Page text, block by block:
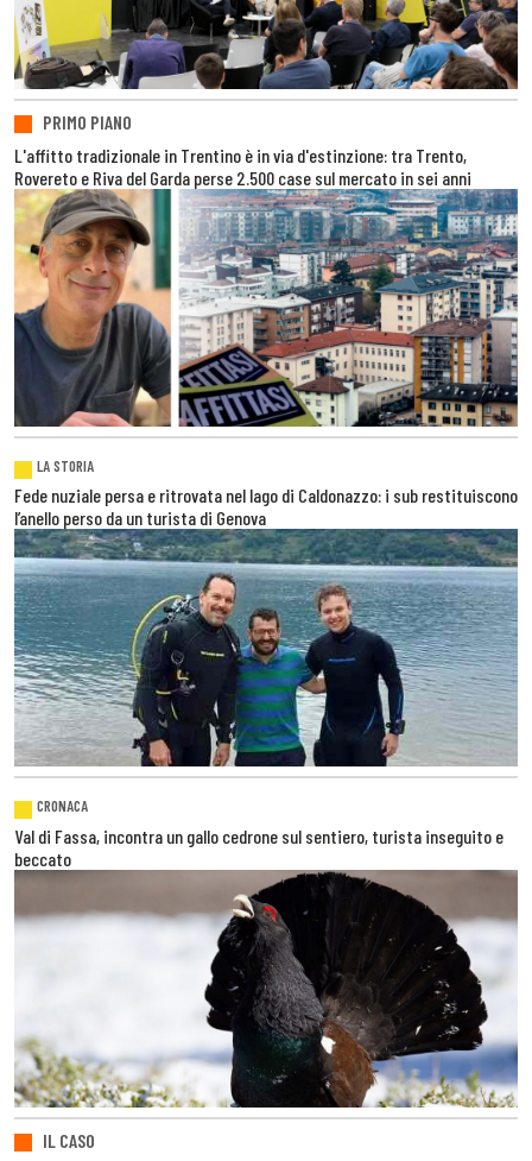
PRIMO PIANO
L'affitto tradizionale in Trentino è in via d'estinzione: tra Trento,
Rovereto e Riva del Garda perse 2.500 case sul mercato in sei anni
LA STORIA
Fede nuziale persa e ritrovata nel lago di Caldonazzo: i sub restituiscono
l’anello perso da un turista di Genova
CRONACA
Val di Fassa, incontra un gallo cedrone sul sentiero, turista inseguito e
beccato
IL CASO